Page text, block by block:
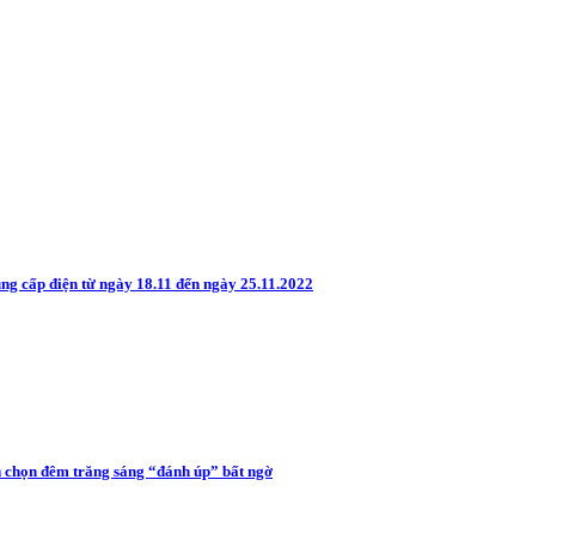
cấp điện từ ngày 18.11 đến ngày 25.11.2022
đêm trăng sáng “đánh úp” bất ngờ